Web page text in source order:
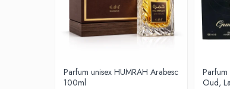
Parfum unisex HUMRAH Arabesc
100ml
Parfum
Oud,